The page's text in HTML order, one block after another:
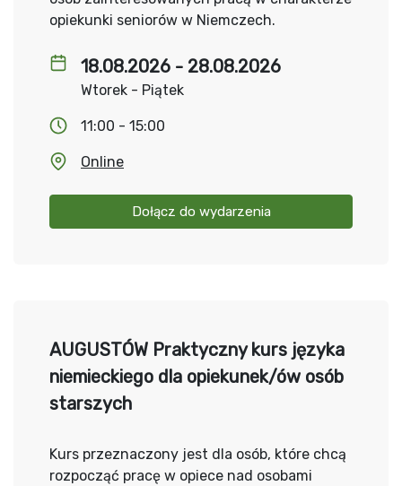
18.08.2026 - 28.08.2026
Wtorek - Piątek
11:00 - 15:00
Online
Dołącz do wydarzenia
opiekunki seniorów w Niemczech.
AUGUSTÓW Praktyczny kurs języka
niemieckiego dla opiekunek/ów osób
starszych
Kurs przeznaczony jest dla osób, które chcą
rozpocząć pracę w opiece nad osobami